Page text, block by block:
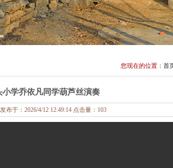
您现在的位置： 首
小学乔依凡同学葫芦丝演奏
布于：2026/4/12 12:49:14 点击量： 103